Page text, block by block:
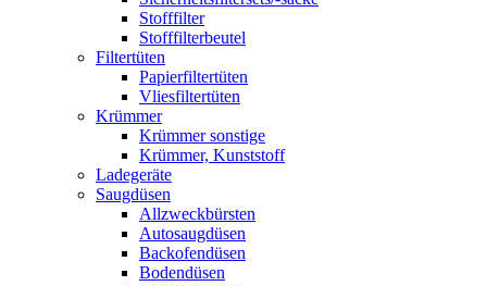
Stofffilter
Stofffilterbeutel
Filtertüten
Papierfiltertüten
Vliesfiltertüten
Krümmer
Krümmer sonstige
Krümmer, Kunststoff
Ladegeräte
Saugdüsen
Allzweckbürsten
Autosaugdüsen
Backofendüsen
Bodendüsen